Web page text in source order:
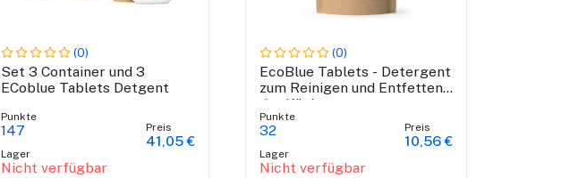
(0)
Set 3 Container und 3
ECoblue Tablets Detgent
Punkte
147
Lager
Nicht verfügbar
Preis
41,05 €
(0)
EcoBlue Tablets - Detergent
zum Reinigen und Entfetten
der Küche
Punkte
32
Lager
Nicht verfügbar
Preis
10,56 €